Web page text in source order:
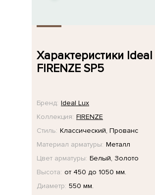
Характеристики Ideal
FIRENZE SP5
Бренд: Ideal Lux
Коллекция: FIRENZE
Стиль: Классический, Прованс
Материал арматуры: Металл
Цвет арматуры: Белый, Золото
Высота: от 450 до 1050 мм.
Диаметр: 550 мм.